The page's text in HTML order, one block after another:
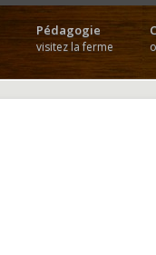
Pédagogie
visitez la ferme